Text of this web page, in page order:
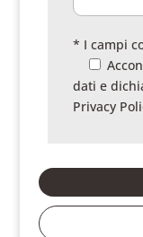
* I campi
dati e
Privacy